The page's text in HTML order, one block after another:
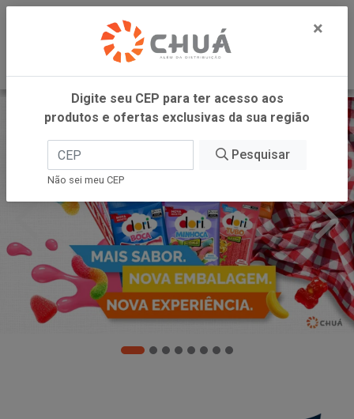
×
Digite seu CEP para ter acesso aos
produtos e ofertas exclusivas da sua região
Pesquisar
Não sei meu CEP